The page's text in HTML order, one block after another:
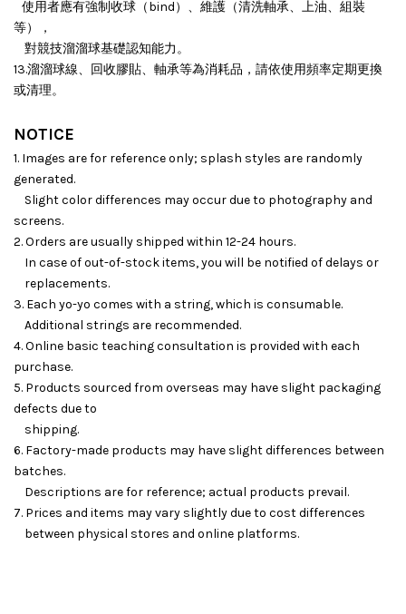
使用者應有強制收球（bind）、維護（清洗軸承、上油、組裝
等），
對競技溜溜球基礎認知能力。
13.溜溜球線、回收膠貼、軸承等為消耗品，請依使用頻率定期更換
或清理。
NOTICE
1. Images are for reference only; splash styles are randomly
generated.
Slight color differences may occur due to photography and
screens.
2. Orders are usually shipped within 12-24 hours.
In case of out-of-stock items, you will be notified of delays or
replacements.
3. Each yo-yo comes with a string, which is consumable.
Additional strings are recommended.
4. Online basic teaching consultation is provided with each
purchase.
5. Products sourced from overseas may have slight packaging
defects due to
shipping.
6. Factory-made products may have slight differences between
batches.
Descriptions are for reference; actual products prevail.
7. Prices and items may vary slightly due to cost differences
between physical stores and online platforms.